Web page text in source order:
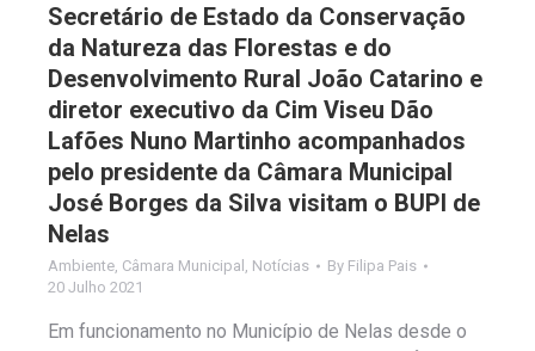
Secretário de Estado da Conservação
da Natureza das Florestas e do
Desenvolvimento Rural João Catarino e
diretor executivo da Cim Viseu Dão
Lafões Nuno Martinho acompanhados
pelo presidente da Câmara Municipal
José Borges da Silva visitam o BUPI de
Nelas
Ambiente Câmara Municipal Notícias By Filipa Pais
20 Julho 2021
Em funcionamento no Município de Nelas desde o